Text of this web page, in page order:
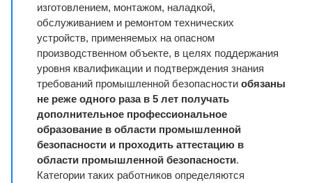
изготовлением, монтажом, наладкой,
обслуживанием и ремонтом технических
устройств, применяемых на опасном
производственном объекте, в целях поддержания
уровня квалификации и подтверждения знания
требований промышленной безопасности обязаны
не реже одного раза в 5 лет получать
дополнительное профессиональное
образование в области промышленной
безопасности и проходить аттестацию в
области промышленной безопасности.
Категории таких работников определяются